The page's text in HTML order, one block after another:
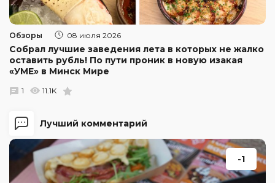
Лучший комментарий
-1
Обзоры 08 июля 2026
Собрал лучшие заведения лета в которых не жалко
оставить рубль! По пути проник в новую изакая
«УМЕ» в Минск Мире
1 11.1K